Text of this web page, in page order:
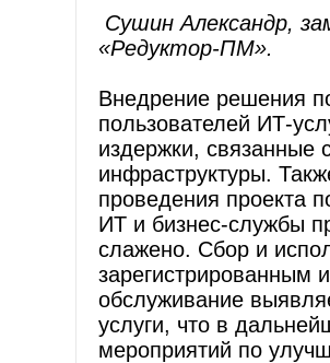
Сушин Александр,
«Редуктор-ПМ».
Внедрение решения
пользователей ИТ-
издержки, связанные
инфраструктуры.
проведения проекта
ИТ и бизнес-службы
слажено. Сбор и
зарегистрированным
обслуживание
услуги, что в
мероприятий по